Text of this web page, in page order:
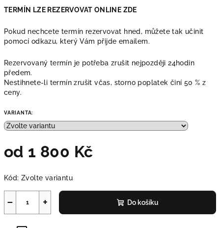
TERMÍN LZE REZERVOVAT ONLINE ZDE
Pokud nechcete termín rezervovat hned, můžete tak učinit
pomocí odkazu, který Vám přijde emailem.
Rezervovaný termín je potřeba zrušit nejpozději 24hodin
předem.
Nestihnete-li termín zrušit včas, storno poplatek činí 50 % z
ceny.
VARIANTA:
od 1 800 Kč
cena:
Kód: Zvolte variantu
+
− Do košíku